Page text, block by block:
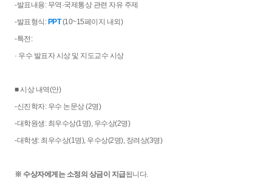
-발표내용: 무역·국제통상 관련 자유 주제
-발표형식: PPT(10~15페이지 내외)
-특전:
· 우수 발표자 시상 및 지도교수 시상
■ 시상 내역(안)
-신진학자: 우수 논문상 (2명)
-대학원생: 최우수상(1명), 우수상(2명)
-대학생: 최우수상(1명), 우수상(2명), 장려상(3명)
※ 수상자에게는 소정의 상금이 지급됩니다.